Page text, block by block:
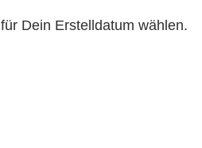
Dein Erstelldatum wählen.